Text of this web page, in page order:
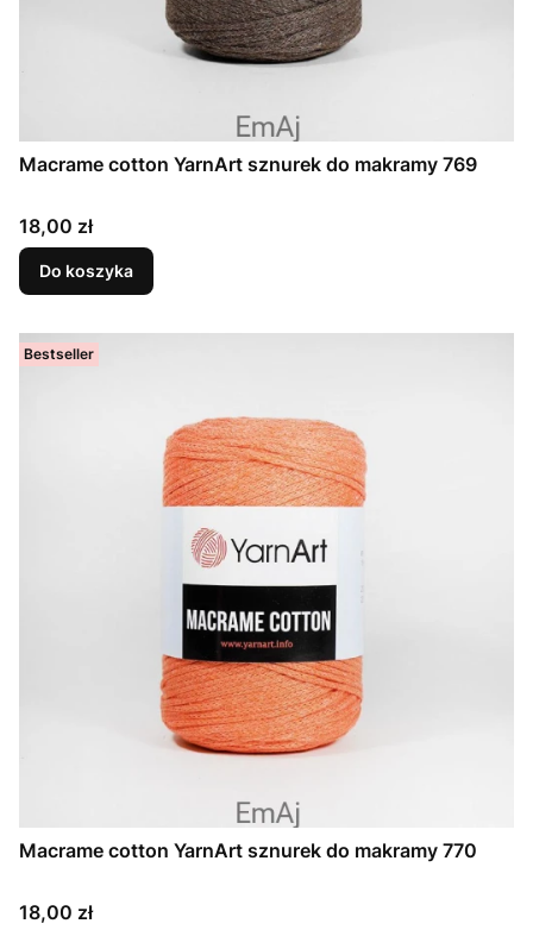
Macrame cotton YarnArt sznurek do makramy 769
Cena
18,00 zł
Do koszyka
Bestseller
Macrame cotton YarnArt sznurek do makramy 770
Cena
18,00 zł